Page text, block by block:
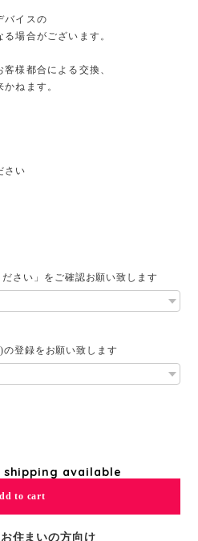
バイスの
場合がございます。
様都合による交換、
ねます。
さい
さい」をご確認お願い致します
登録をお願い致します
available
to cart
住まいの方向け